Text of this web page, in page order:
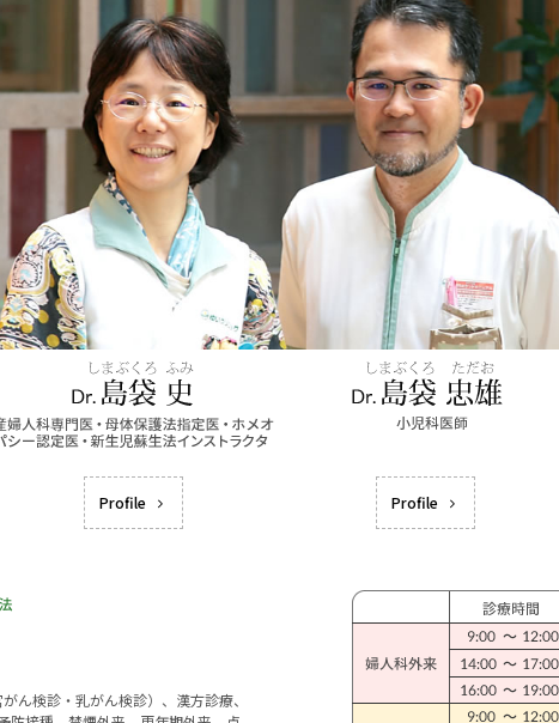
Profile Profile
ん検診・乳がん検診）、漢方診療、